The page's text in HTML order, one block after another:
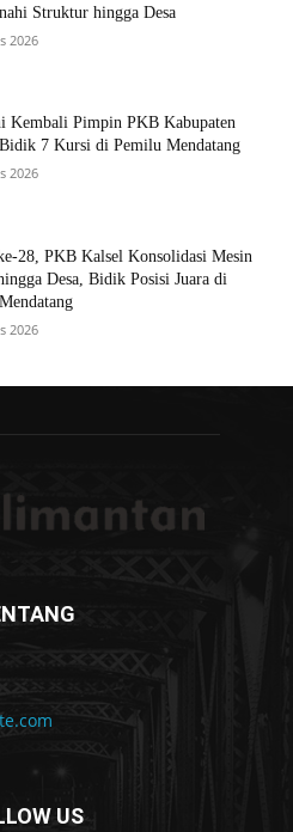
Struktur hingga Desa
2026
Kembali Pimpin PKB Kabupaten
7 Kursi di Pemilu Mendatang
2026
28, PKB Kalsel Konsolidasi Mesin
Desa, Bidik Posisi Juara di
2026
US